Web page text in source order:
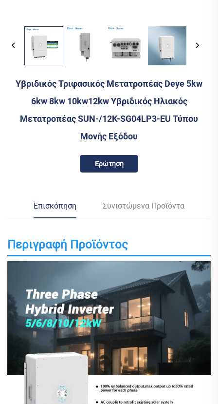
Υβριδικός Τριφασικός Μετατροπέας Deye 5kw
6kw 8kw 10kw12kw Υβριδικός Ηλιακός
Μετατροπέας SUN-/12K-SG04LP3-EU Τύπου
Μονής Εξόδου
Ερώτηση
Επισκόπηση Συνιστώμενα Προϊόντα
Περιγραφή Προϊόντος